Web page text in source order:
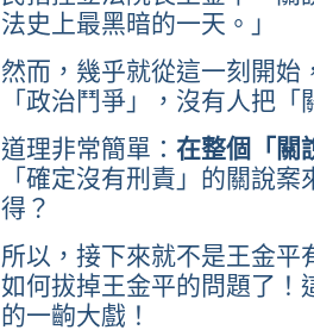
法史上最黑暗的一天。」
然而，幾乎就從這一刻開始
「政治鬥爭」，沒有人把
道理非常簡單： 在整個「關
「確定沒有刑責」的關說
得？
所以，接下來就不是王金平
如何拔掉王金平的問題了！
的一齣大戲！